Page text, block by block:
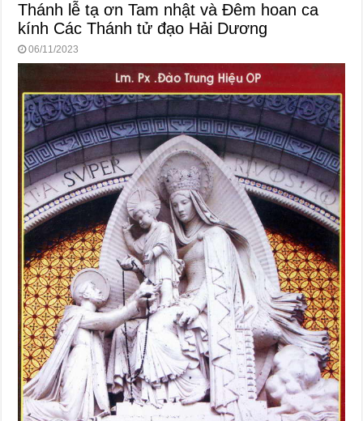
Thánh lễ tạ ơn Tam nhật và Đêm hoan ca
kính Các Thánh tử đạo Hải Dương
06/11/2023